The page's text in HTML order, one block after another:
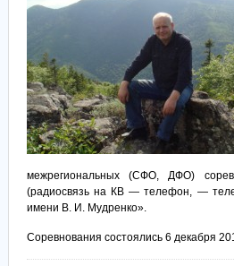
межрегиональных (СФО, ДФО)
(радиосвязь на КВ — телефон, —
имени В. И. Мудренко».
Соревнования состоялись 6 декабря